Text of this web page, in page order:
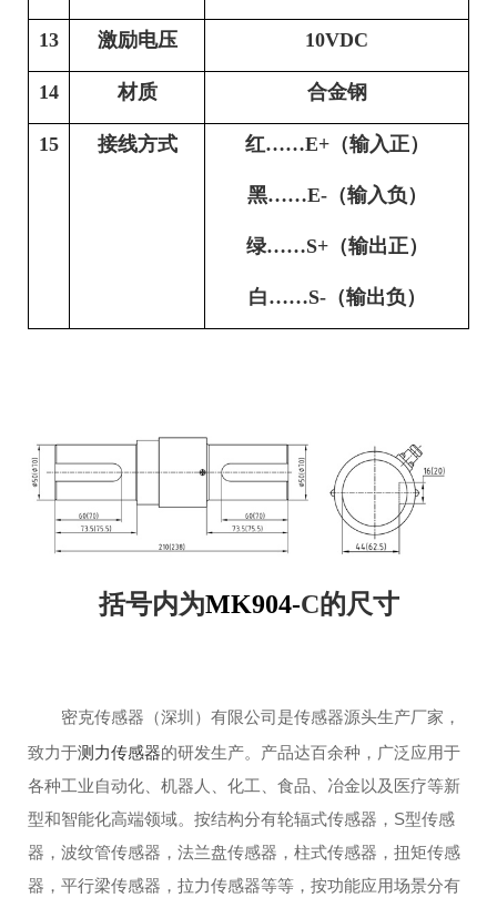
13 激励电压 10VDC
14 材质 合金钢
15 接线方式 红……E+（输入正）
黑……E-（输入负）
绿……S+（输出正）
白……S-（输出负）
括号内为MK904-C的尺寸
密克传感器（深圳）有限公司是传感器源头生产厂家，
致力于测力传感器的研发生产。产品达百余种，广泛应用于
各种工业自动化、机器人、化工、食品、冶金以及医疗等新
型和智能化高端领域。按结构分有轮辐式传感器，S型传感
器，波纹管传感器，法兰盘传感器，柱式传感器，扭矩传感
器，平行梁传感器，拉力传感器等等，按功能应用场景分有